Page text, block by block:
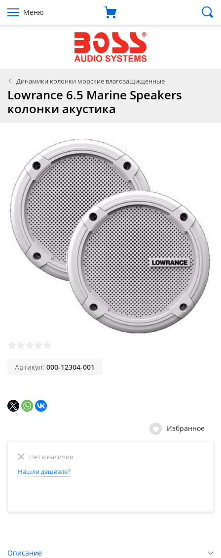
Меню
Динамики колонки морские влагозащищенные
Lowrance 6.5 Marine Speakers
колонки акустика
Артикул: 000-12304-001
Избранное
Нет в наличии
Нашли дешевле?
Описание